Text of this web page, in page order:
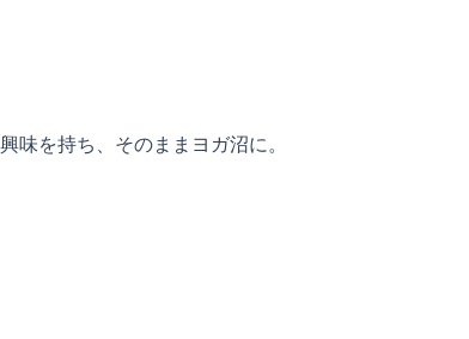
味を持ち、そのままヨガ沼に。